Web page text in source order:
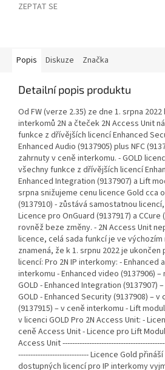
ZEPTAT SE
Popis Diskuze Značka
Detailní popis produktu
Od FW (verze 2.35) ze dne 1. srpna
interkomů 2N a čteček 2N Access Unit
funkce z dřívějších licencí Enhanced
Enhanced Audio (9137905) plus NFC
zahrnuty v ceně interkomu. - GOLD
všechny funkce z dřívějších licencí
Enhanced Integration (9137907) a Lift
srpna snižujeme cenu licence Gold cca
(9137910) - zůstává samostatnou
Licence pro OnGuard (9137917) a CCure
rovněž beze změny. - 2N Access Unit
licence, celá sada funkcí je ve
znamená, že k 1. srpnu 2022 je
licencí: Pro 2N IP interkomy: - Enhanced
interkomu - Enhanced video (9137906)
GOLD - Enhanced Integration (9137907)
GOLD - Enhanced Security (9137908) –
(9137915) – v ceně interkomu - Lift
v licenci GOLD Pro 2N Access Unit: -
ceně Access Unit - Licence pro Lift
Access Unit
----------------------------- Licence Gold
dostupných licencí pro IP interkomy